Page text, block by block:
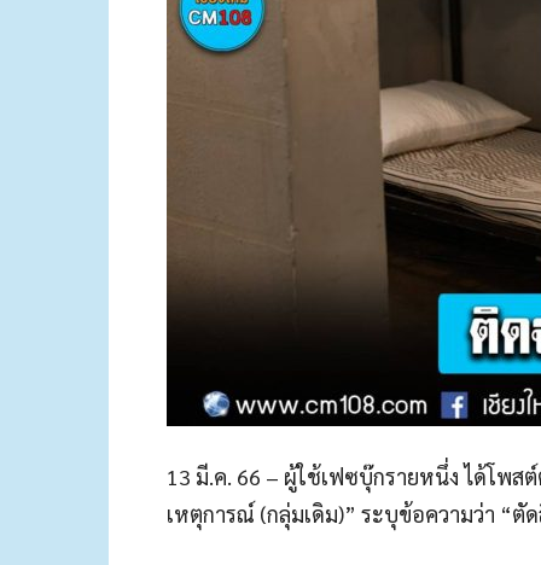
13 มี.ค. 66 – ผู้ใช้เฟซบุ๊กรายหนึ่ง ได้โพส
เหตุการณ์ (กลุ่มเดิม)” ระบุข้อความว่า “